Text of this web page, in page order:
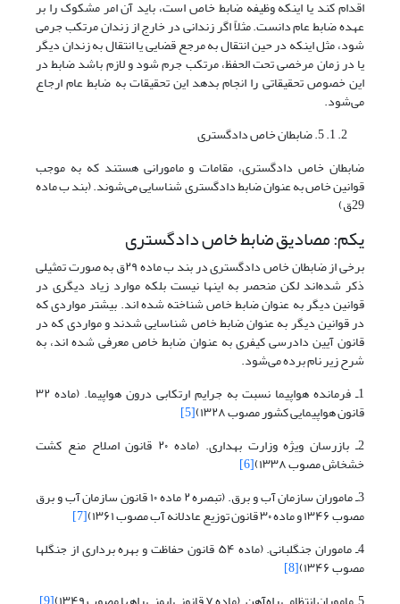
اقدام کند یا اینکه وظیفه ضابط خاص است، باید آن امر مشکوک را بر
عهده ضابط عام دانست. مثلاً اگر زندانی در خارج از زندان مرتکب جرمی
شود، مثل اینکه در حین انتقال به مرجع قضایی یا انتقال به زندان دیگر
یا در زمان مرخصی تحت الحفظ، مرتکب جرم شود و لازم باشد ضابط در
این خصوص تحقیقاتی را انجام بدهد این تحقیقات به ضابط عام ارجاع
می‌شود.
1. 5. ضابطان خاص دادگستری
ضابطان خاص دادگستری، مقامات و مامورانی هستند که به موجب
قوانین خاص به عنوان ضابط دادگستری شناسایی می‌شوند. (بند ب ماده
29ق)
یکم: مصادیق ضابط خاص دادگستری
برخی از ضابطان خاص دادگستری در بند ب ماده ۲۹ق به صورت تمثیلی
ذکر شده‌اند لکن منحصر به اینها نیست بلکه موارد زیاد دیگری در
قوانین دیگر به عنوان ضابط خاص شناخته شده اند. بیشتر مواردی که
در قوانین دیگر به عنوان ضابط خاص شناسایی شدند و مواردی که در
قانون آیین دادرسی کیفری به عنوان ضابط خاص معرفی شده اند، به
شرح زیر نام برده می‌شود.
1ـ فرمانده هواپیما نسبت به جرایم ارتکابی درون هواپیما. (ماده ۳۲
قانون هواپیمایی کشور مصوب ۱۳۲۸)
[5]
2ـ بازرسان ویژه وزارت بهداری. (ماده ۲۰ قانون اصلاح منع کشت
خشخاش مصوب ۱۳۳۸)
[6]
3ـ ماموران سازمان آب و برق. (تبصره ۲ ماده ۱۰ قانون سازمان آب و برق
مصوب ۱۳۴۶ و ماده ۳۰ قانون توزیع عادلانه آب مصوب ۱۳۶۱)
[7]
4ـ ماموران جنگلبانی. (ماده ۵۴ قانون حفاظت و بهره برداری از جنگلها
مصوب ۱۳۴۶)
[8]